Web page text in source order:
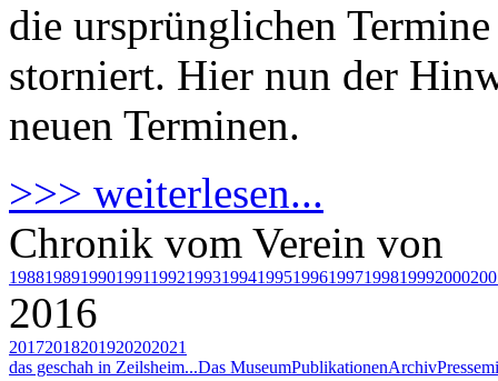
die ursprünglichen
storniert. Hier nun der
neuen Terminen.
>>> weiterlesen...
Chronik vom Verein von
1988198919901991199219931994199519961997199819992000
2016
20172018201920202021
das geschah in Zeilsheim...Das MuseumPublikationenArchiv